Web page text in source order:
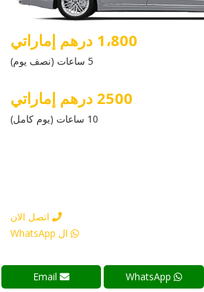
Email
1،800 درهم إماراتي
5 ساعات (نصف يوم)
2500 درهم إماراتي
10 ساعات (يوم كامل)
اتصل الان
ال WhatsApp
مرسيدس بنز مايباخ 2023